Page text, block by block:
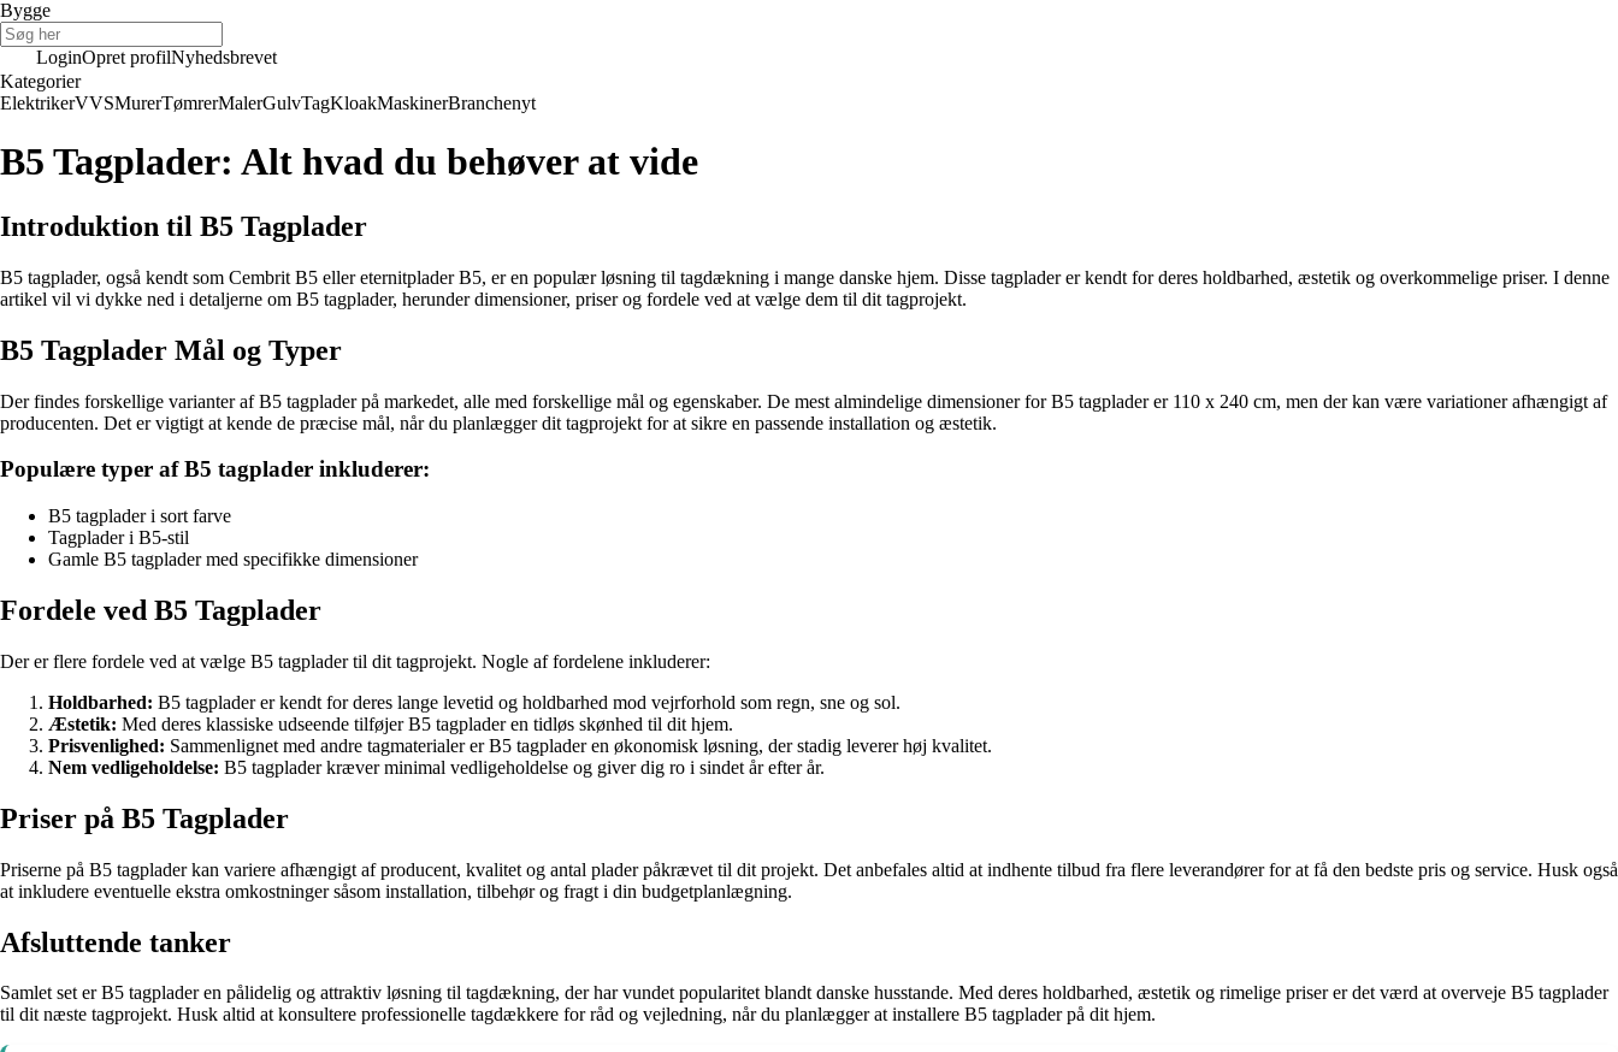
Bygge
LoginOpret profilNyhedsbrevet
Kategorier
ElektrikerVVSMurerTømrerMalerGulvTagKloakMaskinerBranchenyt
B5 Tagplader: Alt hvad du behøver at vide
Introduktion til B5 Tagplader
B5 tagplader, også kendt som Cembrit B5 eller eternitplader B5, er en populær løsning til tagdækning i mange danske hjem. Disse tagplader er kendt for deres holdbarhed, æstetik og overkommelige priser. I denne
artikel vil vi dykke ned i detaljerne om B5 tagplader, herunder dimensioner, priser og fordele ved at vælge dem til dit tagprojekt.
B5 Tagplader Mål og Typer
Der findes forskellige varianter af B5 tagplader på markedet, alle med forskellige mål og egenskaber. De mest almindelige dimensioner for B5 tagplader er 110 x 240 cm, men der kan være variationer afhængigt af
producenten. Det er vigtigt at kende de præcise mål, når du planlægger dit tagprojekt for at sikre en passende installation og æstetik.
Populære typer af B5 tagplader inkluderer:
B5 tagplader i sort farve
Tagplader i B5-stil
Gamle B5 tagplader med specifikke dimensioner
Fordele ved B5 Tagplader
Der er flere fordele ved at vælge B5 tagplader til dit tagprojekt. Nogle af fordelene inkluderer:
Holdbarhed: B5 tagplader er kendt for deres lange levetid og holdbarhed mod vejrforhold som regn, sne og sol.
Æstetik: Med deres klassiske udseende tilføjer B5 tagplader en tidløs skønhed til dit hjem.
Prisvenlighed: Sammenlignet med andre tagmaterialer er B5 tagplader en økonomisk løsning, der stadig leverer høj kvalitet.
Nem vedligeholdelse: B5 tagplader kræver minimal vedligeholdelse og giver dig ro i sindet år efter år.
Priser på B5 Tagplader
Priserne på B5 tagplader kan variere afhængigt af producent, kvalitet og antal plader påkrævet til dit projekt. Det anbefales altid at indhente tilbud fra flere leverandører for at få den bedste pris og service. Husk også
at inkludere eventuelle ekstra omkostninger såsom installation, tilbehør og fragt i din budgetplanlægning.
Afsluttende tanker
Samlet set er B5 tagplader en pålidelig og attraktiv løsning til tagdækning, der har vundet popularitet blandt danske husstande. Med deres holdbarhed, æstetik og rimelige priser er det værd at overveje B5 tagplader
til dit næste tagprojekt. Husk altid at konsultere professionelle tagdækkere for råd og vejledning, når du planlægger at installere B5 tagplader på dit hjem.